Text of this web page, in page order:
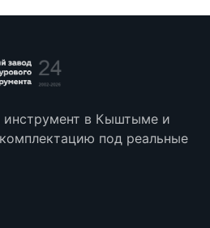
в Кыштыме и
под реальные